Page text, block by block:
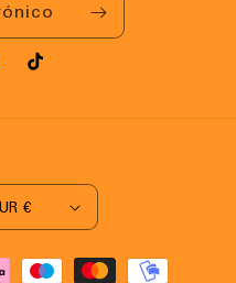
TikTok
España | EUR €